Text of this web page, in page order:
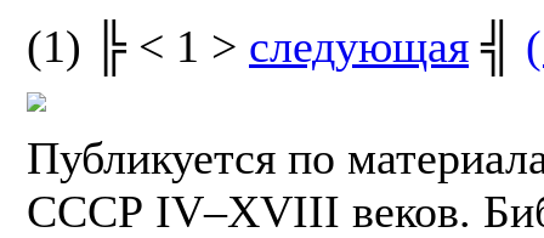
(1) ╠ < 1 > следующая ╣
Публикуется по
СССР IV–XVIII веков.